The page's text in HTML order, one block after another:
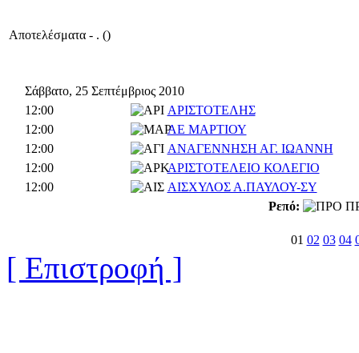
Αποτελέσματα - . ()
Σάββατο, 25 Σεπτέμβριος 2010
12:00
ΑΡΙΣΤΟΤΕΛΗΣ
12:00
ΑΕ ΜΑΡΤΙΟΥ
12:00
ΑΝΑΓΕΝΝΗΣΗ ΑΓ. ΙΩΑΝΝΗ
12:00
ΑΡΙΣΤΟΤΕΛΕΙΟ ΚΟΛΕΓΙΟ
12:00
ΑΙΣΧΥΛΟΣ Α.ΠΑΥΛΟΥ-ΣΥ
Ρεπό:
01 02 03 04
[ Επιστροφή ]